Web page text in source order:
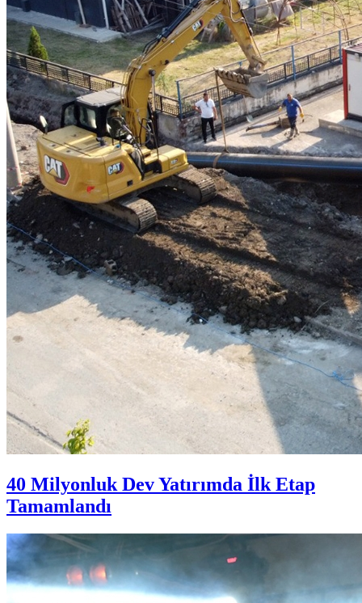
40 Milyonluk Dev Yatırımda İlk Etap
Tamamlandı